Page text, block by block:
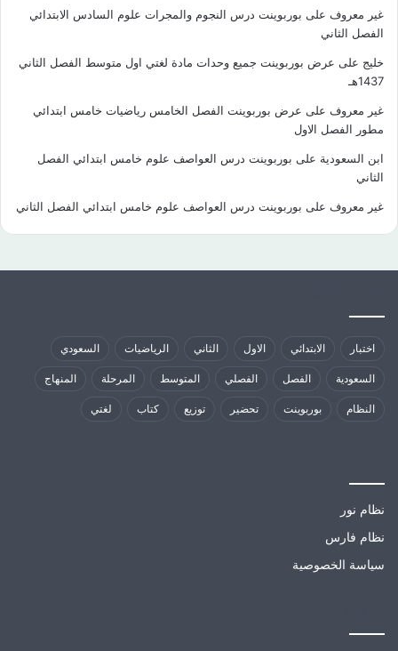
غير معروف على بوربوينت درس النجوم والمجرات علوم السادس الابتدائي
الفصل الثاني
خليج على عرض بوربوينت جميع وحدات مادة لغتي اول متوسط الفصل الثاني
1437هـ
غير معروف على عرض بوربوينت الفصل الخامس رياضيات خامس ابتدائي
مطور الفصل الاول
ابن السعودية على بوربوينت درس العواصف علوم خامس ابتدائي الفصل
الثاني
غير معروف على بوربوينت درس العواصف علوم خامس ابتدائي الفصل الثاني
اختبار الابتدائي الاول الثاني الرياضيات السعودي
السعودية الفصل الفصلي المتوسط المرحلة المنهاج
النظام بوربوينت تحضير توزيع كتاب لغتي
نظام نور
نظام فارس
سياسة الخصوصية